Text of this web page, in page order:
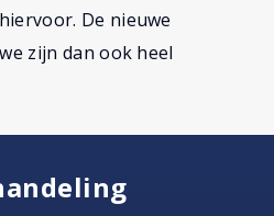
De nieuwe
zijn dan ook heel